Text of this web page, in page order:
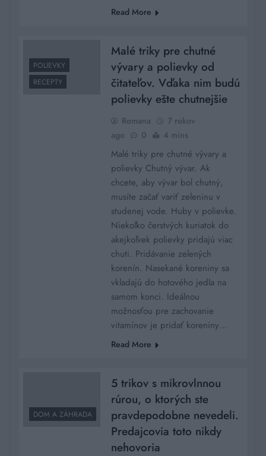
Read More
POLIEVKY
RECEPTY
Malé triky pre chutné
vývary a polievky od
čitateľov. Vďaka nim budú
polievky ešte chutnejšie
Romana
7 rokov
ago
0 4 mins
Malé triky pre chutné vývary a
polievky Chutný vývar. Ak
chcete, aby vývar bol chutný,
musíte začať variť zeleninu v
studenej vode. Huby v polievke.
Niekoľko čerstvých kuriatok do
akejkoľvek polievky pridajú viac
chuti. Pridávanie zelených
korenín. Nasekané koreniny sa
vkladajú do hotového jedla na
samom konci. Ideálnou
možnosťou pre zachovanie
vitamínov je pridať koreniny…
Read More
DOM A ZÁHRADA
5 trikov s mikrovlnnou
rúrou, o ktorých ste
pravdepodobne nevedeli.
Predajcovia toto nikdy
nehovoria